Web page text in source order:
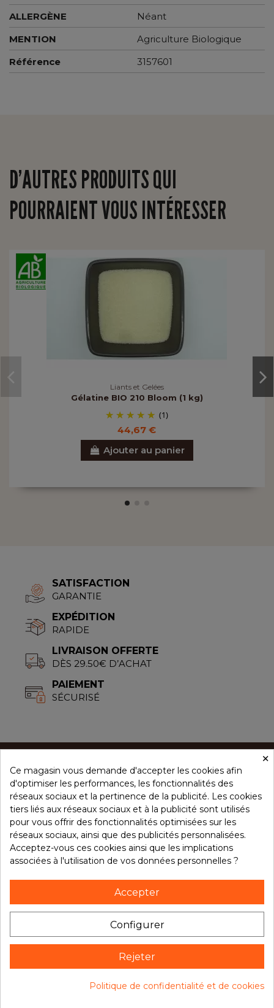
ALLERGÈNE
Néant
MENTION
Agriculture Biologique
Référence
3157601
D’AUTRES PRODUITS QUI
POURRAIENT VOUS INTÉRESSER
Liants et Gelées
Gélatine BIO 210 Bloom (1 kg)
(1)
44,67 €
Ajouter au panier
SATISFACTION
GARANTIE
EXPÉDITION
RAPIDE
LIVRAISON OFFERTE
DÈS 29.50€ D’ACHAT
PAIEMENT
SÉCURISÉ
CONCEPT ÉPICES
NOS PRODUITS
VOTRE COMPTE
NOTRE BROCHURE
Suivez notre actualité
×
Ce magasin vous demande d'accepter les cookies afin
d'optimiser les performances, les fonctionnalités des
réseaux sociaux et la pertinence de la publicité. Les cookies
tiers liés aux réseaux sociaux et à la publicité sont utilisés
pour vous offrir des fonctionnalités optimisées sur les
réseaux sociaux, ainsi que des publicités personnalisées.
Acceptez-vous ces cookies ainsi que les implications
associées à l'utilisation de vos données personnelles ?
Accepter
Configurer
Rejeter
Politique de confidentialité et de cookies